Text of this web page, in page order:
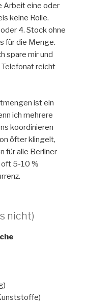
Arbeit eine oder
keine Rolle.
4. Stock ohne
für die Menge.
spare mir und
reicht
ist ein
ich mehrere
koordinieren
öfter klingelt,
für alle Berliner
oft 5-10 %
nicht)